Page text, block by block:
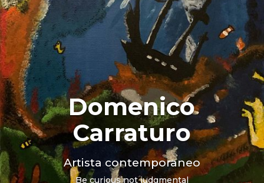
Domenico
Carraturo
Artista contemporaneo
Be curious not judgmental